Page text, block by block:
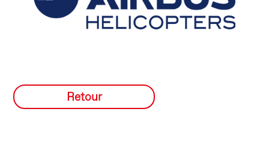
Retour